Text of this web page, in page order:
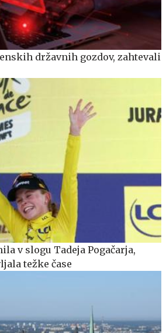
državnih gozdov, zahtevali
v slogu Tadeja Pogačarja,
težke čase